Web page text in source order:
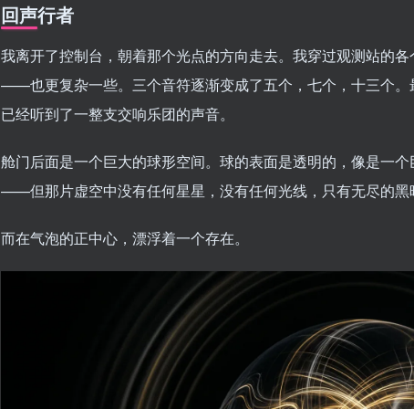
回声行者
我离开了控制台，朝着那个光点的方向走去。我穿过观测站的
——也更复杂一些。三个音符逐渐变成了五个，七个，十三个
已经听到了一整支交响乐团的声音。
舱门后面是一个巨大的球形空间。球的表面是透明的，像是一
——但那片虚空中没有任何星星，没有任何光线，只有无尽的黑
而在气泡的正中心，漂浮着一个存在。